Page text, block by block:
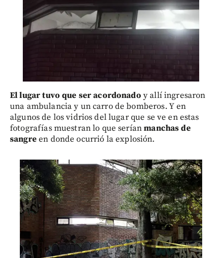
El lugar tuvo que ser acordonado y allí ingresaron
una ambulancia y un carro de bomberos. Y en
algunos de los vidrios del lugar que se ve en estas
fotografías muestran lo que seríanmanchas de
sangreen donde ocurrió la explosión.